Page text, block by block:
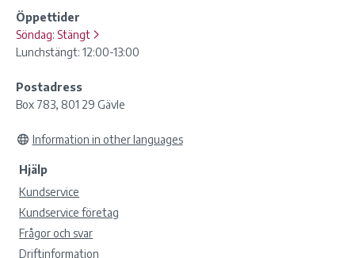
Öppettider
Söndag: Stängt
Lunchstängt: 12:00-13:00
Postadress
Box 783, 801 29 Gävle
Information in other languages
Hjälp
Kundservice
Kundservice företag
Frågor och svar
Driftinformation